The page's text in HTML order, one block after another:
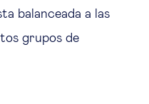
balanceada a las
grupos de